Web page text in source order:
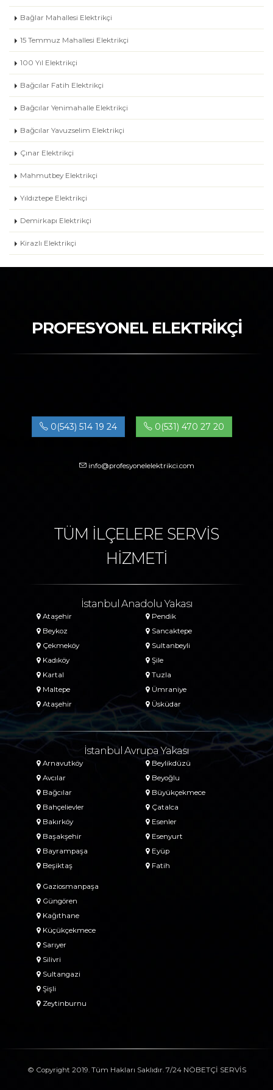
Bağlar Mahallesi Elektrikçi
15 Temmuz Mahallesi Elektrikçi
100 Yıl Elektrikçi
Bağcılar Fatih Elektrikçi
Bağcılar Yenimahalle Elektrikçi
Bağcılar Yavuzselim Elektrikçi
Çınar Elektrikçi
Mahmutbey Elektrikçi
Yıldıztepe Elektrikçi
Demirkapı Elektrikçi
Kirazlı Elektrikçi
PROFESYONEL ELEKTRİKÇİ
0(543) 514 19 24 0(531) 470 27 20
info@profesyonelelektrikci.com
TÜM İLÇELERE SERVİS
HİZMETİ
İstanbul Anadolu Yakası
Ataşehir
Beykoz
Çekmeköy
Kadıköy
Kartal
Maltepe
Ataşehir
Pendik
Sancaktepe
Sultanbeyli
Şile
Tuzla
Ümraniye
Üsküdar
İstanbul Avrupa Yakası
Arnavutköy
Avcılar
Bağcılar
Bahçelievler
Bakırköy
Başakşehir
Bayrampaşa
Beşiktaş
Beylikdüzü
Beyoğlu
Büyükçekmece
Çatalca
Esenler
Esenyurt
Eyüp
Fatih
Gaziosmanpaşa
Güngören
Kağıthane
Küçükçekmece
Sarıyer
Silivri
Sultangazi
Şişli
Zeytinburnu
© Copyright 2019. Tüm Hakları Saklıdır. 7/24 NÖBETÇİ SERVİS